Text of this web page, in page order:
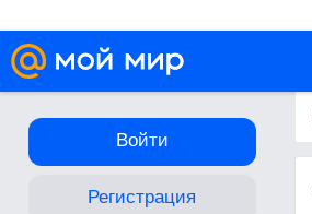
Войти
Регистрация